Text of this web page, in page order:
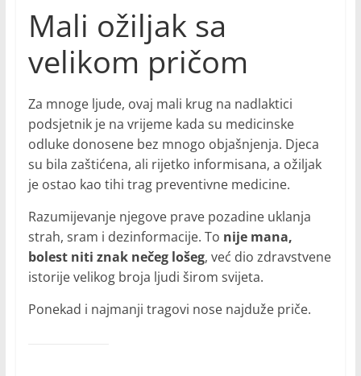
Mali ožiljak sa
velikom pričom
Za mnoge ljude, ovaj mali krug na nadlaktici
podsjetnik je na vrijeme kada su medicinske
odluke donosene bez mnogo objašnjenja. Djeca
su bila zaštićena, ali rijetko informisana, a ožiljak
je ostao kao tihi trag preventivne medicine.
Razumijevanje njegove prave pozadine uklanja
strah, sram i dezinformacije. To nije mana,
bolest niti znak nečeg lošeg, već dio zdravstvene
istorije velikog broja ljudi širom svijeta.
Ponekad i najmanji tragovi nose najduže priče.